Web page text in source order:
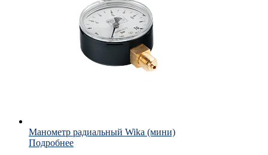
Манометр радиальный Wika (мини)
Подробнее